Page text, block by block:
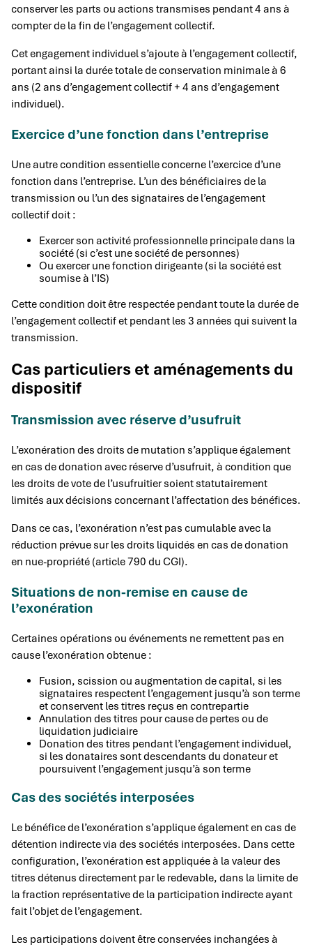
conserver les parts ou actions transmises pendant 4 ans à
compter de la fin de l’engagement collectif.
Cet engagement individuel s’ajoute à l’engagement collectif,
portant ainsi la durée totale de conservation minimale à 6
ans (2 ans d’engagement collectif + 4 ans d’engagement
individuel).
Exercice d’une fonction dans l’entreprise
Une autre condition essentielle concerne l’exercice d’une
fonction dans l’entreprise. L’un des bénéficiaires de la
transmission ou l’un des signataires de l’engagement
collectif doit :
Exercer son activité professionnelle principale dans la
société (si c’est une société de personnes)
Ou exercer une fonction dirigeante (si la société est
soumise à l’IS)
Cette condition doit être respectée pendant toute la durée de
l’engagement collectif et pendant les 3 années qui suivent la
transmission.
Cas particuliers et aménagements du
dispositif
Transmission avec réserve d’usufruit
L’exonération des droits de mutation s’applique également
en cas de donation avec réserve d’usufruit, à condition que
les droits de vote de l’usufruitier soient statutairement
limités aux décisions concernant l’affectation des bénéfices.
Dans ce cas, l’exonération n’est pas cumulable avec la
réduction prévue sur les droits liquidés en cas de donation
en nue-propriété (article 790 du CGI).
Situations de non-remise en cause de
l’exonération
Certaines opérations ou événements ne remettent pas en
cause l’exonération obtenue :
Fusion, scission ou augmentation de capital, si les
signataires respectent l’engagement jusqu’à son terme
et conservent les titres reçus en contrepartie
Annulation des titres pour cause de pertes ou de
liquidation judiciaire
Donation des titres pendant l’engagement individuel,
si les donataires sont descendants du donateur et
poursuivent l’engagement jusqu’à son terme
Cas des sociétés interposées
Le bénéfice de l’exonération s’applique également en cas de
détention indirecte via des sociétés interposées. Dans cette
configuration, l’exonération est appliquée à la valeur des
titres détenus directement par le redevable, dans la limite de
la fraction représentative de la participation indirecte ayant
fait l’objet de l’engagement.
Les participations doivent être conservées inchangées à